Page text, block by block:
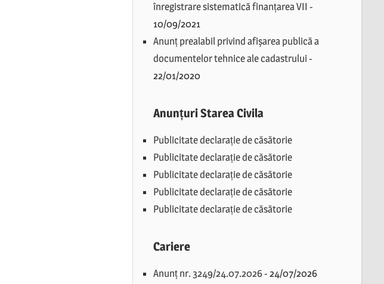
înregistrare sistematică finanțarea VII -
10/09/2021
Anunț prealabil privind afișarea publică a
documentelor tehnice ale cadastrului-
22/01/2020
Anunțuri Starea Civila
Publicitate declarație de căsătorie
Publicitate declarație de căsătorie
Publicitate declarație de căsătorie
Publicitate declarație de căsătorie
Publicitate declarație de căsătorie
Cariere
Anunț nr. 3249/24.07.2026- 24/07/2026